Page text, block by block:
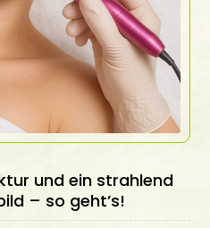
und ein strahlend
– so geht’s!